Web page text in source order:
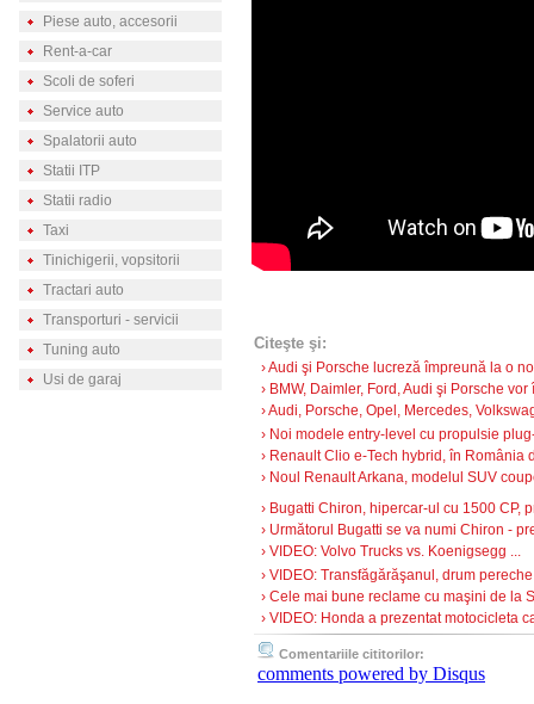
Piese auto, accesorii
Rent-a-car
Scoli de soferi
Service auto
Spalatorii auto
Statii ITP
Statii radio
Taxi
Tinichigerii, vopsitorii
Tractari auto
Transporturi - servicii
Tuning auto
Usi de garaj
Citeşte şi:
› Audi şi Porsche lucreză împreună la o
› BMW, Daimler, Ford, Audi şi Porsche
› Audi, Porsche, Opel, Mercedes,
› Noi modele entry-level cu propulsie
› Renault Clio e-Tech hybrid, în România
› Noul Renault Arkana, modelul SUV
› Bugatti Chiron, hipercar-ul cu 1500 CP,
› Următorul Bugatti se va numi Chiron -
› VIDEO: Volvo Trucks vs. Koenigsegg ...
› VIDEO: Transfăgărăşanul, drum
› Cele mai bune reclame cu maşini de la
› VIDEO: Honda a prezentat motocicleta
Comentariile cititorilor:
comments powered by Disqus